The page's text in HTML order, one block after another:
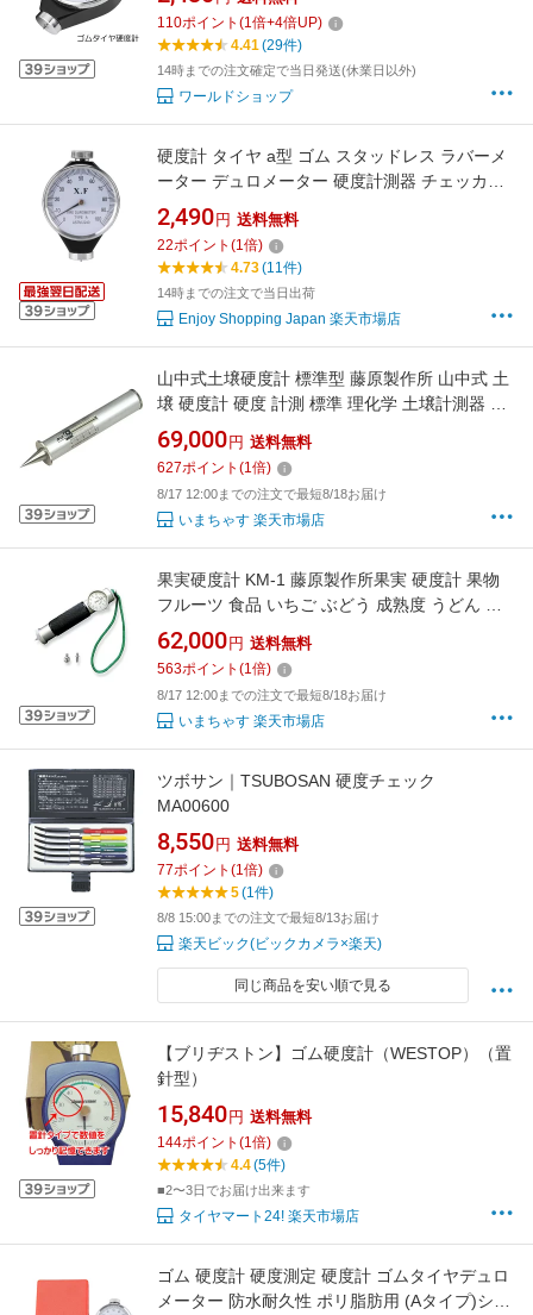
送料無料GOMA
110ポイント (1倍+4倍UP)
4.41(29件)
14時までの注文確定で当日発送(休業日以外)
ワールドショップ
硬度計 タイヤ a型 ゴム スタッドレス ラバーメ
ーター デュロメーター 硬度計測器 チェッカー
車 金属 SC
2,490 円 送料無料
22ポイント (1倍)
4.73(11件)
14時までの注文で当日出荷
Enjoy Shopping Japan 楽天市場店
山中式土壌硬度計 標準型 藤原製作所 山中式 土
壌 硬度計 硬度 計測 標準 理化学 土壌計測器 土
壌測定器 農業用 園芸用品 土木用品 建設 農業機
器 土壌 土壌調査 土壌計測 地質 地質調査 地質
測定 地質計測 山中式 普及型 軟質岩 学校教材用
コンパクト 携帯 持ち運び 軽量
69,000 円 送料無料
627ポイント (1倍)
8/17 12:00までの注文で最短8/18お届け
いまちゃす 楽天市場店
果実硬度計 KM-1 藤原製作所果実 硬度計 果物
フルーツ 食品 いちご ぶどう 成熟度 うどん パ
ン 食品硬度計 硬度 測定器 硬さ試験 硬度試験
硬度 硬さ 固さ 測定器 測定機 硬度測定 硬度測
定器 硬度測定機 KM-1型 KM1
62,000 円 送料無料
563ポイント (1倍)
8/17 12:00までの注文で最短8/18お届け
いまちゃす 楽天市場店
ツボサン｜TSUBOSAN 硬度チェック
MA00600
8,550 円 送料無料
77ポイント (1倍)
5(1件)
8/8 15:00までの注文で最短8/13お届け
楽天ビック(ビックカメラ×楽天)
同じ商品を安い順で見る
【ブリヂストン】ゴム硬度計（WESTOP）（置
針型）
15,840 円 送料無料
144ポイント (1倍)
4.4(5件)
■2〜3日でお届け出来ます
タイヤマート24! 楽天市場店
ゴム 硬度計 硬度測定 硬度計 ゴムタイヤデュロ
メーター 防水耐久性 ポリ脂肪用 (Aタイプ)ショ